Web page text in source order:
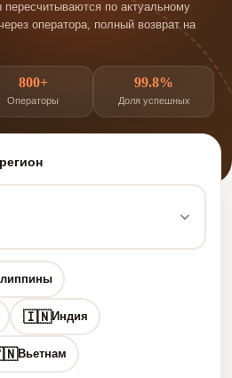
по актуальному
оператора, полный возврат на
800+
Операторы
99.8%
Доля успешных
🇮🇳Индия
Вьетнам